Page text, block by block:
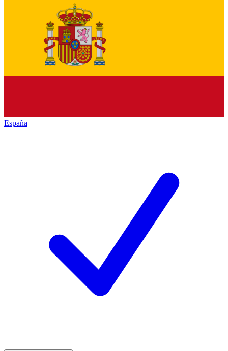
España